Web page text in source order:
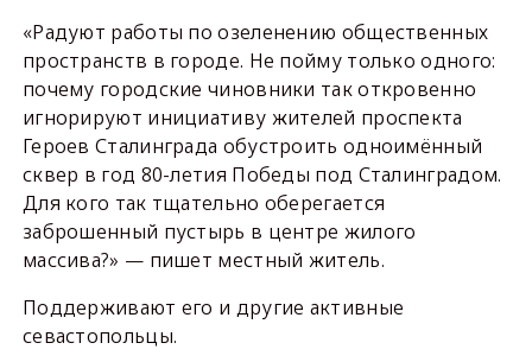
«Радуют работы по озеленению общественных
пространств в городе. Не пойму только одного:
почему городские чиновники так откровенно
игнорируют инициативу жителей проспекта
Героев Сталинграда обустроить одноимённый
сквер в год 80-летия Победы под Сталинградом.
Для кого так тщательно оберегается
заброшенный пустырь в центре жилого
массива?» — пишет местный житель.
Поддерживают его и другие активные
севастопольцы.